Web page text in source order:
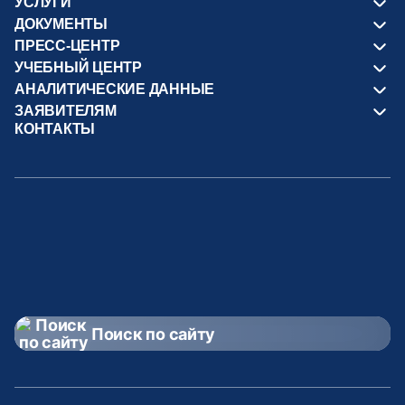
Поиск по сайту
ДОКУМЕНТЫ
ПРЕСС-ЦЕНТР
УЧЕБНЫЙ ЦЕНТР
АНАЛИТИЧЕСКИЕ ДАННЫЕ
ЗАЯВИТЕЛЯМ
КОНТАКТЫ